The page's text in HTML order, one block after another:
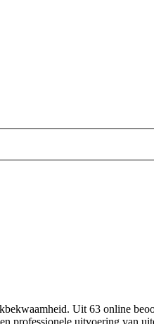
Uit 63 online
professionele uitvoering van